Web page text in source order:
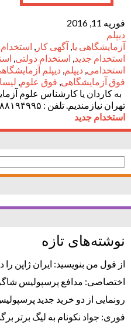
فوریه 11, 2016
دیپلم
آزمایشگاهی یا, آگهی کار , استخدام 95
استخدام جدید, استخدام دولتی,
استخدامی, دیپلم, دیپلم
فوق آزمایشگاهی, فوق علوم,
به کاردان یا کارشناس علوم
تهران نیازمندیم. تلفن : ۸۸۱۹۴۹۹۵ (محدوده ونک)
استخدام جدید
جستجو
برای:
نوشته‌های تازه
از قول من بنویسید: ایران ژاپن را
اختصاصی: مدافع پرسپولیس
رونمایی از دو خرید جدید
فوری: جواد نکونام به لیگ برتر